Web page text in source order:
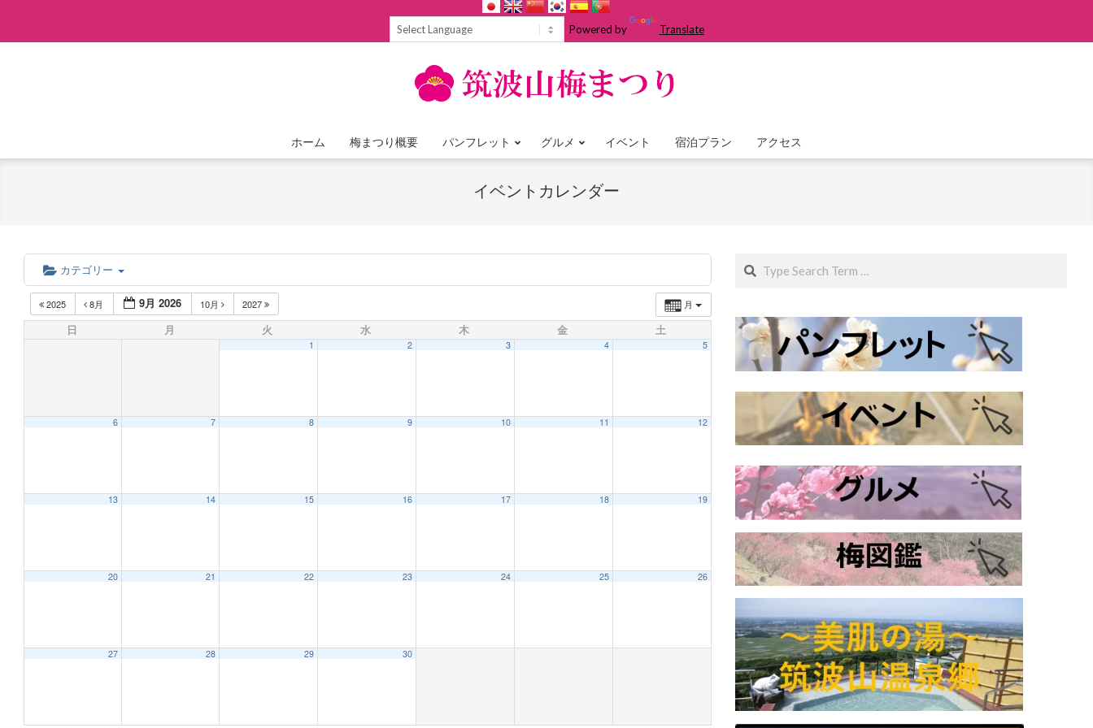
Powered by Translate
Primary
Menu
ホーム 梅まつり概要 パンフレット グルメ イベント 宿泊プラン アクセス
イベントカレンダー
カテゴリー
月
2025 8月 9月 2026 10月 2027
日 月 火 水 木 金 土
1 2 3 4 5
6 7 8 9 10 11 12
13 14 15 16 17 18 19
20 21 22 23 24 25 26
27 28 29 30
4:00 AM
Search